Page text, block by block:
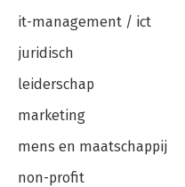
it-management / ict
juridisch
leiderschap
marketing
mens en maatschappij
non-profit